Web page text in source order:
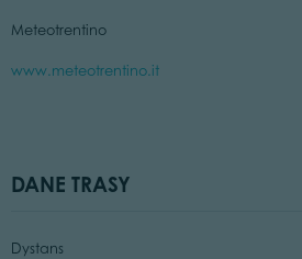
Meteotrentino
www.meteotrentino.it
DANE TRASY
Dystans